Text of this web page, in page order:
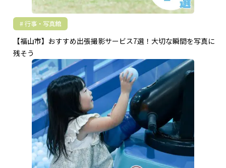
行事・写真館
【福山市】おすすめ出張撮影サービス7選！大切な瞬間を写真に
残そう